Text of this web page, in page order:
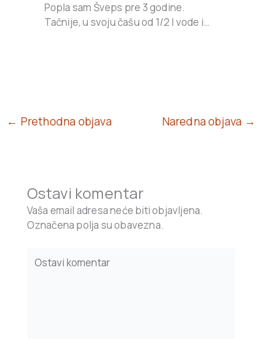
Popla sam Šveps pre 3 godine.
Tačnije, u svoju čašu od 1/2 l vode i…
← Prethodna objava Naredna objava →
Ostavi komentar
Vaša email adresa neće biti objavljena.
Označena polja su obavezna.
here..